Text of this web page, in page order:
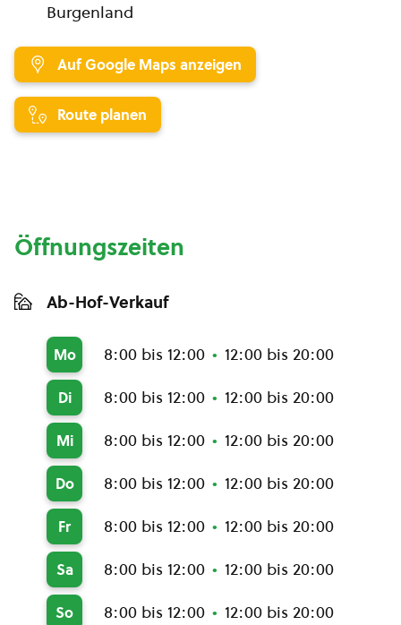
Burgenland
Auf Google Maps anzeigen
Route planen
Öffnungszeiten
Ab-Hof-Verkauf
Mo 8:00 bis 12:00 12:00 bis 20:00
Di 8:00 bis 12:00 12:00 bis 20:00
Mi 8:00 bis 12:00 12:00 bis 20:00
Do 8:00 bis 12:00 12:00 bis 20:00
Fr 8:00 bis 12:00 12:00 bis 20:00
Sa 8:00 bis 12:00 12:00 bis 20:00
So 8:00 bis 12:00 12:00 bis 20:00